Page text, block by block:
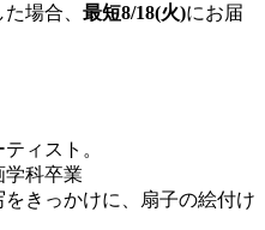
場合、 最短8/18(火)にお届
ィスト。
学科卒業
きっかけに、扇子の絵付け